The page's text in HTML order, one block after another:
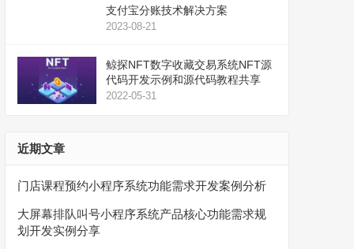
支付宝分账技术解决方案
2023-08-21
鲸探NFT数字收藏交易系统NFT源
代码开发示例和源代码教程共享
2022-05-31
近期文章
门店课程预约小程序系统功能需求开发案例分析
大屏幕排队叫号小程序系统产品核心功能需求规
划开发实例分享